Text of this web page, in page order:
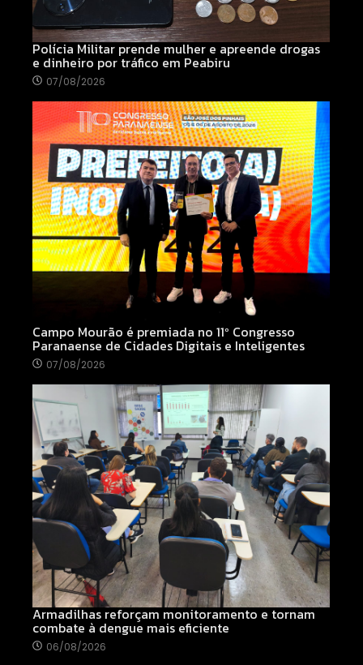
Polícia Militar prende mulher e apreende drogas
e dinheiro por tráfico em Peabiru
07/08/2026
Campo Mourão é premiada no 11º Congresso
Paranaense de Cidades Digitais e Inteligentes
07/08/2026
Armadilhas reforçam monitoramento e tornam
combate à dengue mais eficiente
06/08/2026